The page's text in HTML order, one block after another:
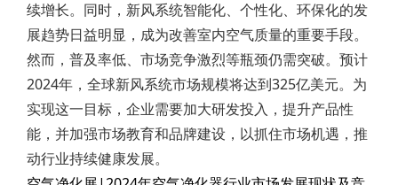
续增长。同时，新风系统智能化、个性化、环保化的发
展趋势日益明显，成为改善室内空气质量的重要手段。
然而，普及率低、市场竞争激烈等瓶颈仍需突破。预计
2024年，全球新风系统市场规模将达到325亿美元。为
实现这一目标，企业需要加大研发投入，提升产品性
能，并加强市场教育和品牌建设，以抓住市场机遇，推
动行业持续健康发展。